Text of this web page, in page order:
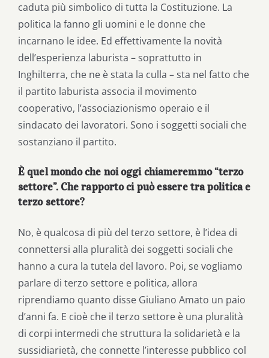
caduta più simbolico di tutta la Costituzione. La
politica la fanno gli uomini e le donne che
incarnano le idee. Ed effettivamente la novità
dell’esperienza laburista – soprattutto in
Inghilterra, che ne è stata la culla – sta nel fatto che
il partito laburista associa il movimento
cooperativo, l’associazionismo operaio e il
sindacato dei lavoratori. Sono i soggetti sociali che
sostanziano il partito.
È quel mondo che noi oggi chiameremmo “terzo
settore”. Che rapporto ci può essere tra politica e
terzo settore?
No, è qualcosa di più del terzo settore, è l’idea di
connettersi alla pluralità dei soggetti sociali che
hanno a cura la tutela del lavoro. Poi, se vogliamo
parlare di terzo settore e politica, allora
riprendiamo quanto disse Giuliano Amato un paio
d’anni fa. E cioè che il terzo settore è una pluralità
di corpi intermedi che struttura la solidarietà e la
sussidiarietà, che connette l’interesse pubblico col